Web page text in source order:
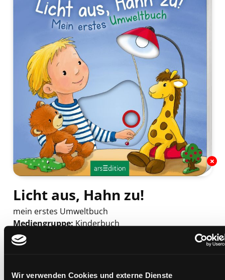
Wir verwenden Cookies und externe Dienste
Licht aus, Hahn zu!
mein erstes Umweltbuch
Mediengruppe:Kinderbuch
Suche nach diesem Verfasser
Beschreibung ein-/ausblenden